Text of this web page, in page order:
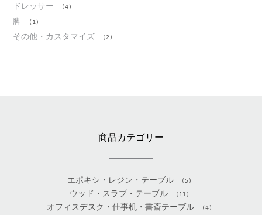
ドレッサー (4)
脚 (1)
その他・カスタマイズ (2)
商品カテゴリー
エポキシ・レジン・テーブル (5)
ウッド・スラブ・テーブル (11)
オフィスデスク・仕事机・書斎テーブル (4)